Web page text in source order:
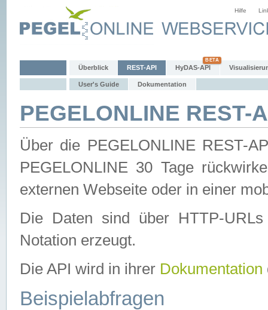
Hilfe
Überblick REST-API HyDAS-API
User's Guide Dokumentation
PEGELONLINE REST-
Über die PEGELONLINE REST-
PEGELONLINE 30 Tage
externen Webseite oder in einer
Die Daten sind über HTTP-
Notation erzeugt.
Die API wird in ihrer Dokumentation
Beispielabfragen